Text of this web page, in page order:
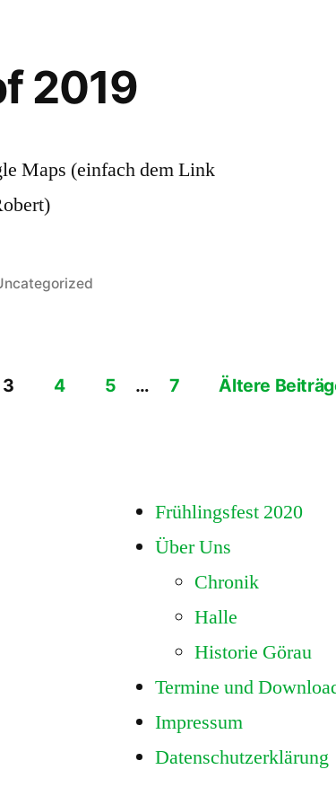
2019
Maps (einfach dem Link
3 4 5 … 7 Ältere
Frühlingsfest 2020
Über Uns
Chronik
Halle
Historie Görau
Termine und
Impressum
Datenschutzerklärung